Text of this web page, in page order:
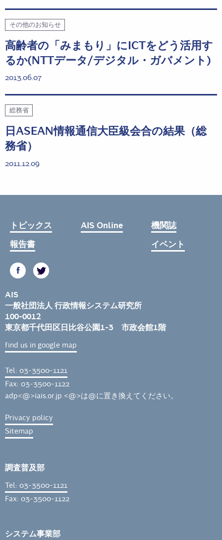
その他のお知らせ
高齢者の「みまもり」にICTをどう活用す
るか(NTTデータ/デジタル・ガバメント)
2013.06.07
総務省
日ASEAN情報通信大臣級会合の結果（総
務省）
2011.12.09
トピックス AIS Online
機関誌
報告書
イベント
AIS
一般社団法人 行政情報システム研究所
100-0012
東京都千代田区日比谷公園1-3 市政会館1階
find us in google map
Tel: 03-3500-1121
Fax: 03-3500-1122
adp<@>iais.or.jp <@>は@に置き換えてください。
Privacy policy
Sitemap
調査普及部
Tel: 03-3500-1121
Fax: 03-3500-1122
システム事業部